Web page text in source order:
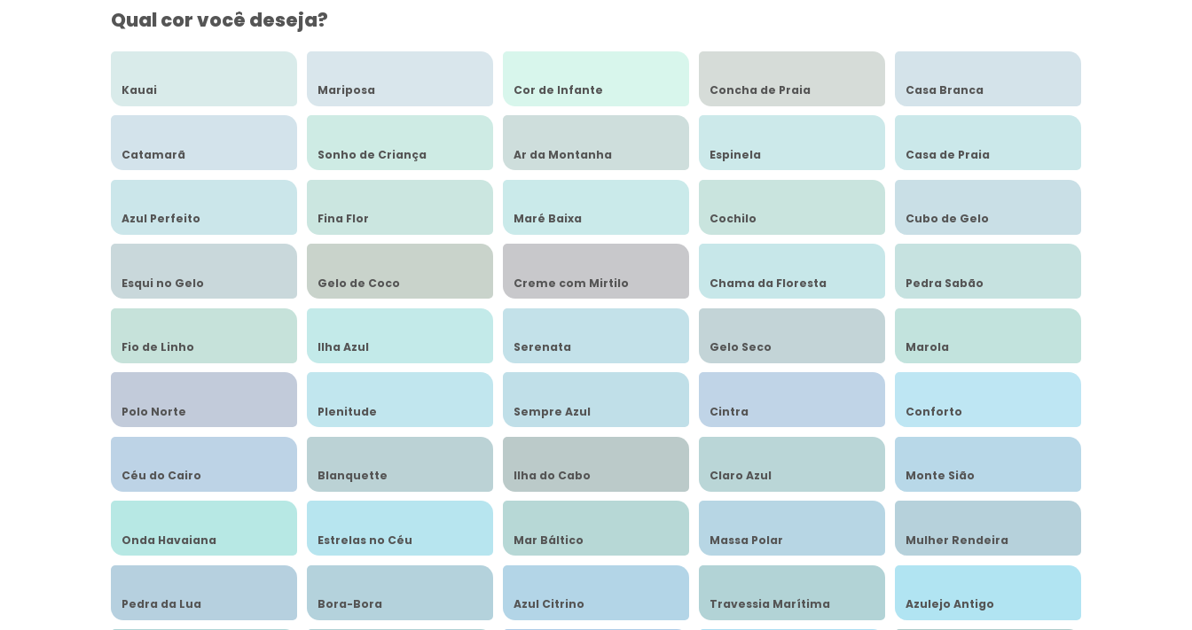
Qual cor você deseja?
Kauai Mariposa Cor de Infante Concha de Praia Casa Branca
Catamarã Sonho de Criança Ar da Montanha Espinela Casa de Praia
Azul Perfeito Fina Flor Maré Baixa Cochilo Cubo de Gelo
Esqui no Gelo Gelo de Coco Creme com Mirtilo Chama da Floresta Pedra Sabão
Fio de Linho Ilha Azul Serenata Gelo Seco Marola
Polo Norte Plenitude Sempre Azul Cintra Conforto
Céu do Cairo Blanquette Ilha do Cabo Claro Azul Monte Sião
Onda Havaiana Estrelas no Céu Mar Báltico Massa Polar Mulher Rendeira
Pedra da Lua Bora-Bora Azul Citrino Travessia Marítima Azulejo Antigo